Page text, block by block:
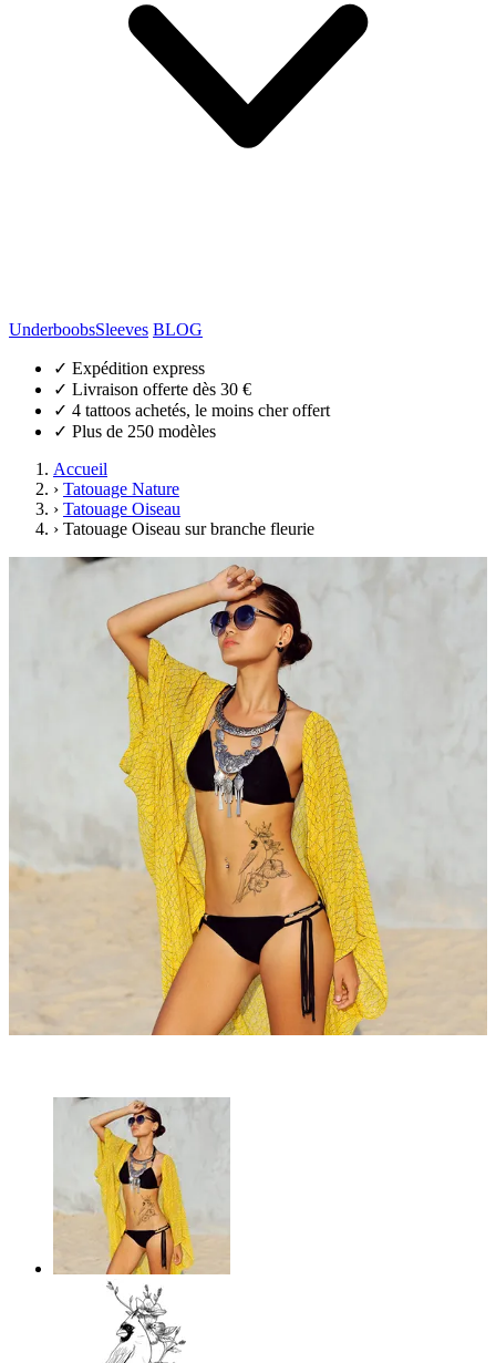
UnderboobsSleeves BLOG
✓ Expédition express
✓ Livraison offerte dès 30 €
✓ 4 tattoos achetés, le moins cher offert
✓ Plus de 250 modèles
Accueil
› Tatouage Nature
› Tatouage Oiseau
› Tatouage Oiseau sur branche fleurie